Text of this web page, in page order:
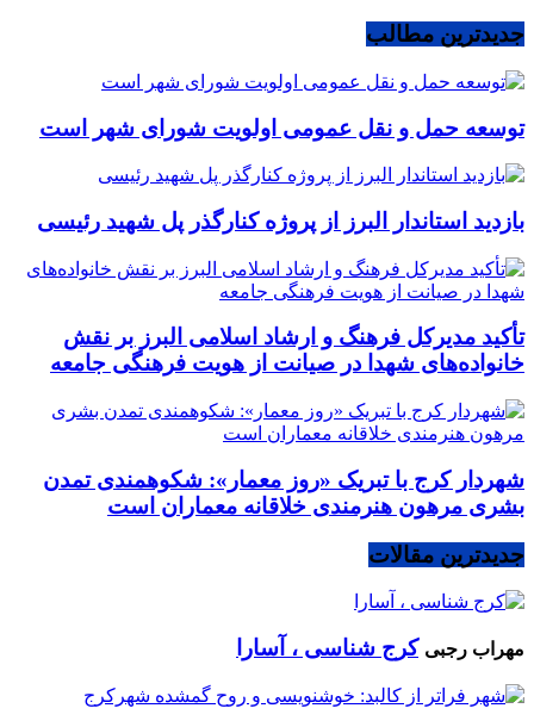
جدیدترین مطالب
توسعه حمل و نقل عمومی اولویت شورای شهر است
بازدید استاندار البرز از پروژه کنارگذر پل شهید رئیسی
تأکید مدیرکل فرهنگ و ارشاد اسلامی البرز بر نقش
خانواده‌های شهدا در صیانت از هویت فرهنگی جامعه
شهردار کرج با تبریک «روز معمار»: شکوهمندی تمدن
بشری مرهون هنرمندی خلاقانه معماران است
جدیدترین مقالات
مهراب رجبی کرج شناسی ، آسارا